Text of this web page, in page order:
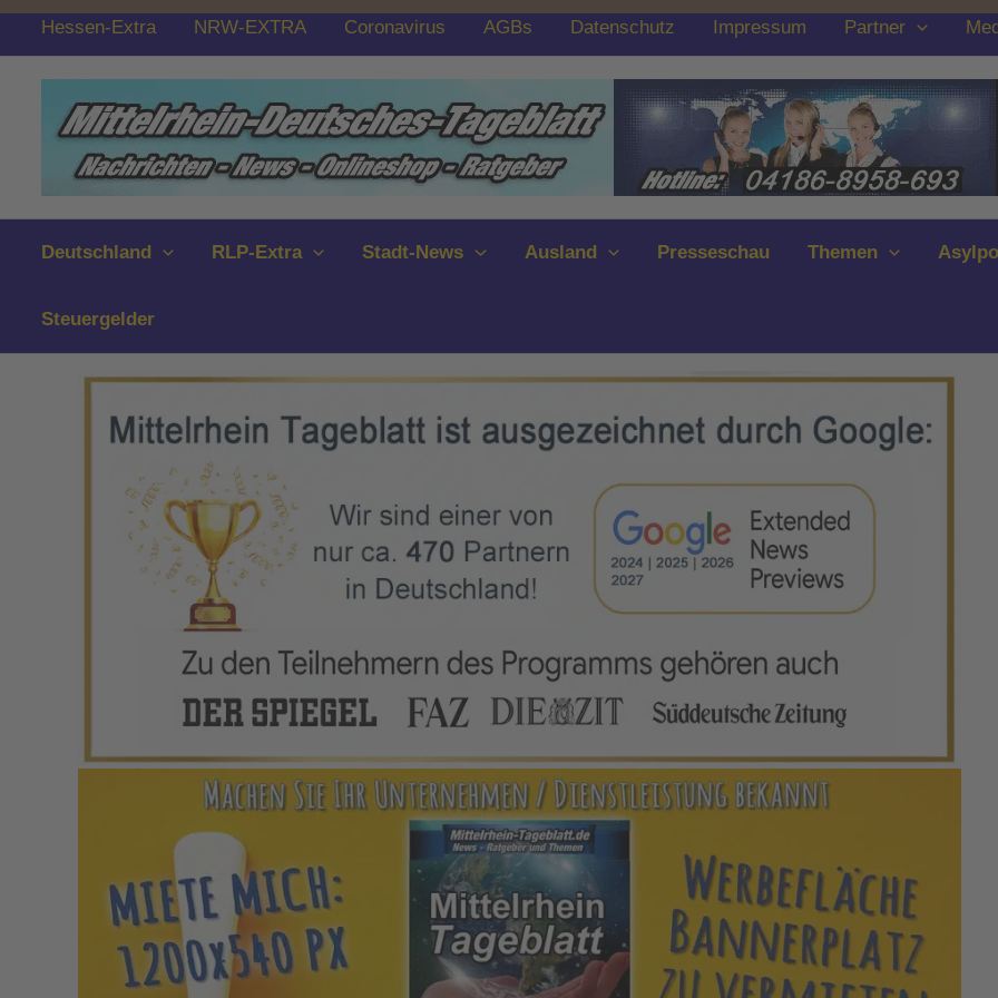
Zum
springen
Hessen-Extra NRW-EXTRA Coronavirus AGBs Datenschutz Impressum Partner
Deutschland RLP-Extra Stadt-News Ausland Presseschau Themen
Steuergelder